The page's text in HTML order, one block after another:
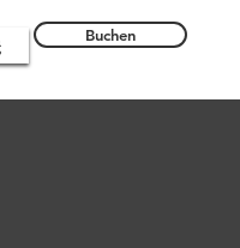
Buchen